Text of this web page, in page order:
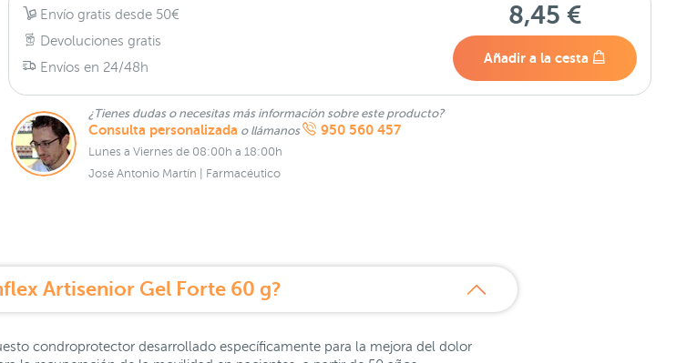
Envío gratis desde 50€
Devoluciones gratis
Envíos en 24/48h
8,45 €
Añadir a la cesta
¿Tienes dudas o necesitas más información sobre este producto?
Consulta personalizada o llámanos 950 560 457
Lunes a Viernes de 08:00h a 18:00h
José Antonio Martín | Farmacéutico
Artisenior Gel Forte 60 g?
condroprotector desarrollado específicamente para la mejora del dolor